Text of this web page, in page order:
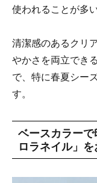
使われることが多
清潔感のあるクリ
やかさを両立でき
で、特に春夏シー
す。
ベースカラー
ロラネイル」